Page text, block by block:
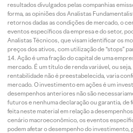
resultados divulgados pelas companhias
forma, as opiniões dos Analistas
retornos dadas as condições de mercado, o
eventos específicos da empresa e do setor,
Analistas Técnicos, que visam identificar os
preços dos ativos, com utilização de “stops”
Ação é uma fração do capital de uma
mercado. É um título de renda variável, ou
rentabilidade não é preestabelecida, varia
mercado. O investimento em ações é um
desempenhos anteriores não são
futuros e nenhuma declaração ou garantia, de
feita neste material em relação a
cenário macroeconômico, os eventos
podem afetar o desempenho do